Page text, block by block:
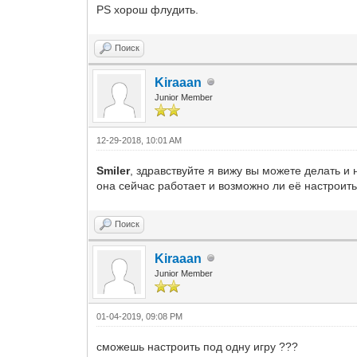
PS хорош флудить.
Поиск
Kiraaan
Junior Member
12-29-2018, 10:01 AM
Smiler, здравствуйте я вижу вы можете делать
она сейчас работает и возможно ли её
Поиск
Kiraaan
Junior Member
01-04-2019, 09:08 PM
сможешь настроить под одну игру ???